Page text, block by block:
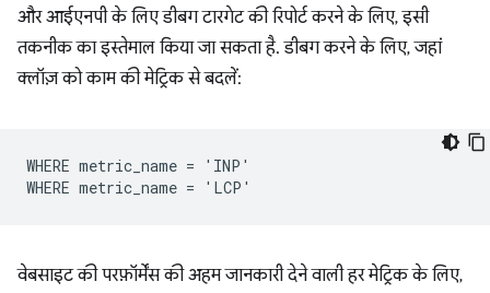
और आईएनपी के लिए डीबग टारगेट की रिपोर्ट करने के लिए, इसी
तकनीक का इस्तेमाल किया जा सकता है. डीबग करने के लिए, जहां
क्लॉज़ को काम की मेट्रिक से बदलें:
WHERE metric_name = 'INP'
वेबसाइट की परफ़ॉर्मेंस की अहम जानकारी देने वाली हर मेट्रिक के लिए,